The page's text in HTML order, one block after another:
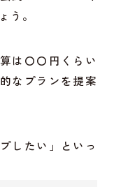
う。
は〇〇円くらい
なプランを提案
したい」といっ